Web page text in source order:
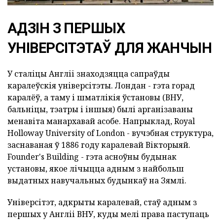
АДЗІН З ПЕРШЫХ
УНІВЕРСІТЭТАЎ ДЛЯ ЖАНЧЫН
У сталіцы Англіі знаходзяцца сапраўды
каралеўскія універсітэты. Лондан - гэта горад
каралёў, а таму і шматлікія ўстановы (ВНУ,
бальніцы, тэатры і іншыя) былі арганізаваны
менавіта манархавай асобе. Напрыклад, Royal
Holloway University of London - вучэбная структура,
заснаваная ў 1886 году каралевай Вікторыяй.
Founder's Building - гэта асноўны будынак
установы, якое лічыцца адным з найбольш
выдатных навучальных будынкаў на Зямлі.
Універсітэт, адкрыты каралевай, стаў адным з
першых у Англіі ВНУ, куды мелі права паступаць